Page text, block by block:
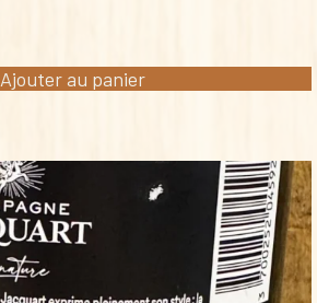
Ajouter au panier